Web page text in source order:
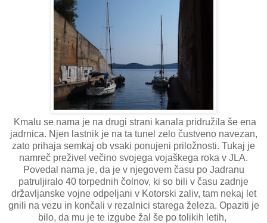
Kmalu se nama je na drugi strani kanala pridružila še ena
jadrnica. Njen lastnik je na ta tunel zelo čustveno navezan,
zato prihaja semkaj ob vsaki ponujeni priložnosti. Tukaj je
namreč preživel večino svojega vojaškega roka v JLA.
Povedal nama je, da je v njegovem času po Jadranu
patruljiralo 40 torpednih čolnov, ki so bili v času zadnje
državljanske vojne odpeljani v Kotorski zaliv, tam nekaj let
gnili na vezu in končali v rezalnici starega železa. Opaziti je
bilo, da mu je te izgube žal še po tolikih letih,